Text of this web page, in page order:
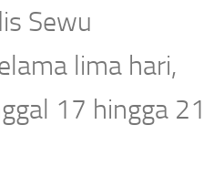
Sewu
lima hari,
17 hingga 21